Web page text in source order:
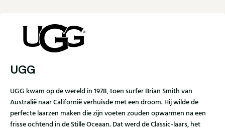
UGG
UGG kwam op de wereld in 1978, toen surfer Brian Smith van
Australië naar Californië verhuisde met een droom. Hij wilde de
perfecte laarzen maken die zijn voeten zouden opwarmen na een
frisse ochtend in de Stille Oceaan. Dat werd de Classic-laars, het